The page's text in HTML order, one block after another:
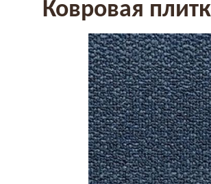
Ковровая